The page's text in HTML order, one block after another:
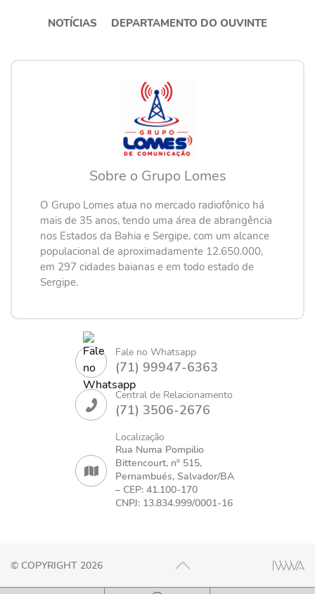
NOTÍCIAS DEPARTAMENTO DO OUVINTE
Sobre o Grupo Lomes
O Grupo Lomes atua no mercado radiofônico há
mais de 35 anos, tendo uma área de abrangência
nos Estados da Bahia e Sergipe, com um alcance
populacional de aproximadamente 12.650.000,
em 297 cidades baianas e em todo estado de
Sergipe.
Fale no Whatsapp
(71) 99947-6363
Central de Relacionamento
(71) 3506-2676
Localização
Rua Numa Pompilio
Bittencourt, nº 515,
Pernambués, Salvador/BA
– CEP: 41.100-170
CNPJ: 13.834.999/0001-16
© COPYRIGHT 2026